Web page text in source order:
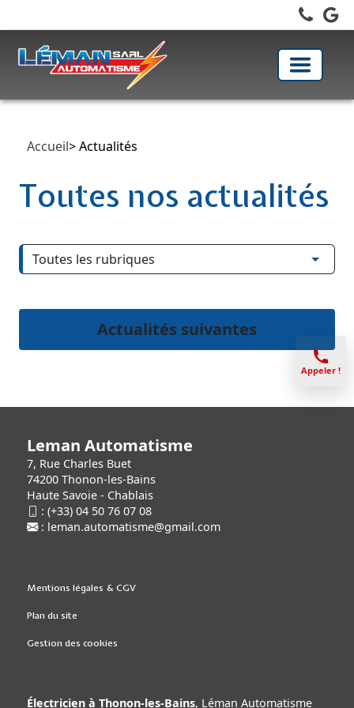
Toggle
Accueil> Actualités
Toutes nos actualités
Actualités suivantes
Leman Automatisme
7, Rue Charles Buet
74200 Thonon-les-Bains
Haute Savoie - Chablais
: (+33) 04 50 76 07 08
: leman.automatisme@gmail.com
Mentions légales & CGV
Plan du site
Gestion des cookies
Électricien à Thonon-les-Bains, Léman Automatisme
Appeler !